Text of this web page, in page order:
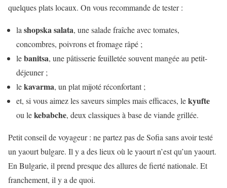
quelques plats locaux. On vous recommande de tester :
la shopska salata, une salade fraîche avec tomates,
concombres, poivrons et fromage râpé ;
lebanitsa, une pâtisserie feuilletée souvent mangée au petit-
déjeuner ;
lekavarma, un plat mijoté réconfortant ;
et, si vous aimez les saveurs simples mais efficaces, lekyufte
ou lekebabche, deux classiques à base de viande grillée.
Petit conseil de voyageur : ne partez pas de Sofia sans avoir testé
un yaourt bulgare. Il y a des lieux où le yaourt n’est qu’un yaourt.
En Bulgarie, il prend presque des allures de fierté nationale. Et
franchement, il y a de quoi.